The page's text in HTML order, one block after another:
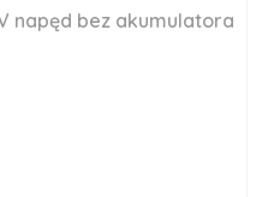
napęd bez akumulatora